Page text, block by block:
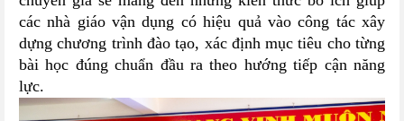
các nhà giáo vận dụng có hiệu quả vào công tác xây
dựng chương trình đào tạo, xác định mục tiêu cho từng
bài học đúng chuẩn đầu ra theo hướng tiếp cận năng
lực.